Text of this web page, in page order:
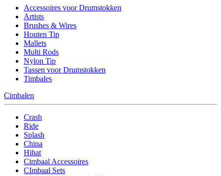
Accessoires voor Drumstokken
Artists
Brushes & Wires
Houten Tip
Mallets
Multi Rods
Nylon Tip
Tassen voor Drumstokken
Timbales
Cimbalen
Crash
Ride
Splash
China
Hihat
Cimbaal Accessoires
CImbaal Sets